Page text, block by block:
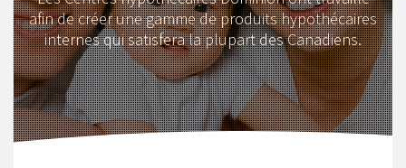
afin de créer une gamme de produits hypothécaires
internes qui satisfera la plupart des Canadiens.